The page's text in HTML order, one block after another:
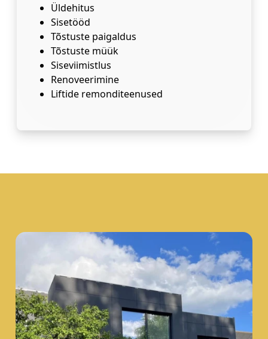
Üldehitus
Sisetööd
Tõstuste paigaldus
Tõstuste müük
Siseviimistlus
Renoveerimine
Liftide remonditeenused